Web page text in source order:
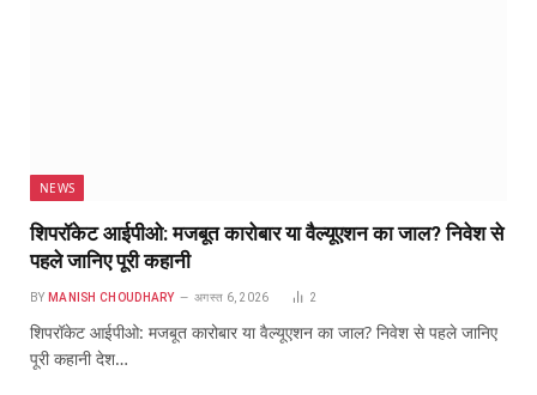
NEWS
शिपरॉकेट आईपीओ: मजबूत कारोबार या वैल्यूएशन का जाल? निवेश से
पहले जानिए पूरी कहानी
BY MANISH CHOUDHARY अगस्त 6, 2026 2
शिपरॉकेट आईपीओ: मजबूत कारोबार या वैल्यूएशन का जाल? निवेश से पहले जानिए
पूरी कहानी देश…